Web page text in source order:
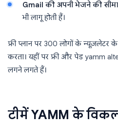
Gmail की अपनी भेजने की
भी लागू होती हैं।
फ्री प्लान पर 300 लोगों के न्यूज़लेटर
करता। यहीं पर फ्री और पेड yamm
लगने लगते हैं।
टीमें YAMM के